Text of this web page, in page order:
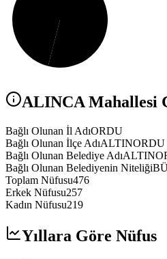
ALINCAMahallesi
Bağlı Olunan İl AdıORDU
Bağlı Olunan İlçe AdıALTINORDU
Bağlı Olunan Belediye Adı
Bağlı Olunan Belediyenin Niteliği
Toplam Nüfusu476
Erkek Nüfusu257
Kadın Nüfusu219
Yıllara Göre Nüfus